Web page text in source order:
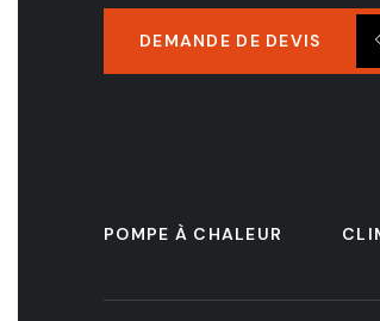
DEMANDE DE DEVIS
POMPE À CHALEUR